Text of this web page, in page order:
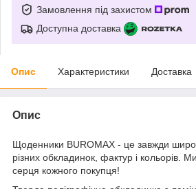
Замовлення під захистом
Доступна доставка
Опис Характеристики Доставка
Опис
Щоденники BUROMAX - це завжди
різних обкладинок, фактур і кольорів.
серця кожного покупця!